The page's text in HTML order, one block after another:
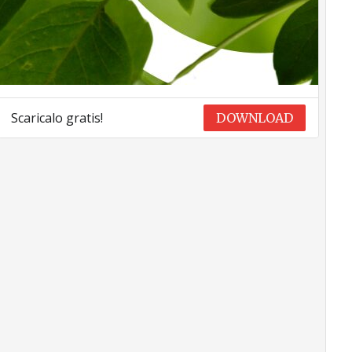
Scaricalo gratis! DOWNLOAD